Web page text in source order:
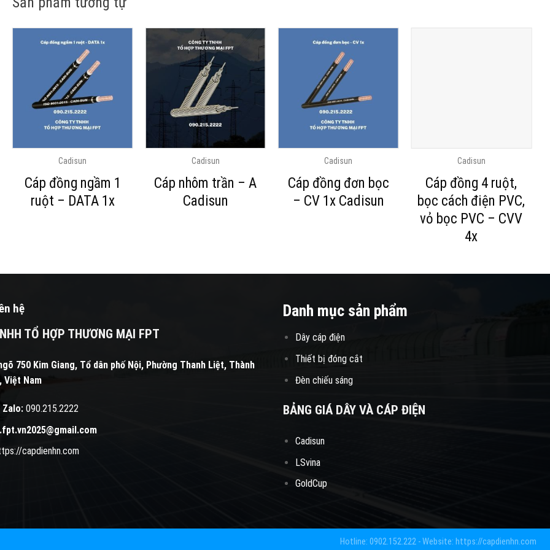
Cadisun
Cáp đồng ngầm 1
ruột – DATA 1x
Cadisun
Cáp nhôm trần – A
Cadisun
Cadisun
Cáp đồng đơn bọc
– CV 1x Cadisun
Cadisun
Cáp đồng 4 ruột,
bọc cách điện PVC,
vỏ bọc PVC – CVV
4x
hệ
TỔ HỢP THƯƠNG MẠI FPT
750 Kim Giang, Tổ dân phố Nội, Phường Thanh Liệt, Thành
Việt Nam
090.215.2222
capdienhn.com
Danh mục sản phẩm
Dây cáp điện
Thiết bị đóng cắt
Đèn chiếu sáng
BẢNG GIÁ DÂY VÀ CÁP ĐIỆN
Cadisun
LSvina
GoldCup
Hotline: 0902.152.222 - Website: https://capdienhn.com